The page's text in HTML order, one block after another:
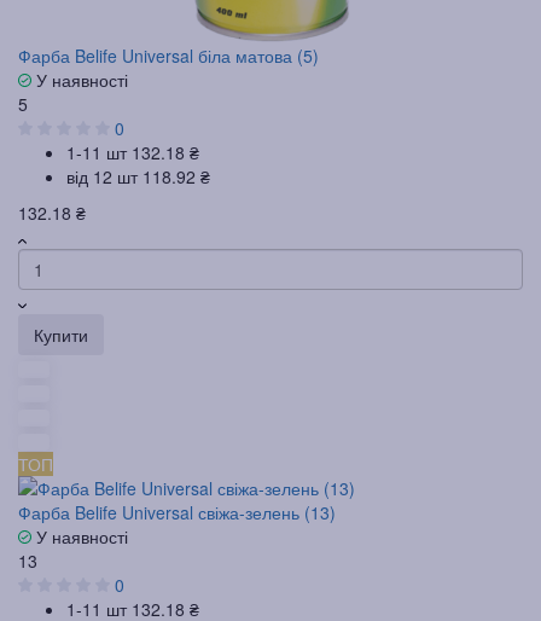
Фарба Belife Universal біла матова (5)
У наявності
5
0
1-11 шт 132.18 ₴
від 12 шт 118.92 ₴
132.18 ₴
Купити
ТОП
Фарба Belife Universal свіжа-зелень (13)
У наявності
13
0
1-11 шт 132.18 ₴